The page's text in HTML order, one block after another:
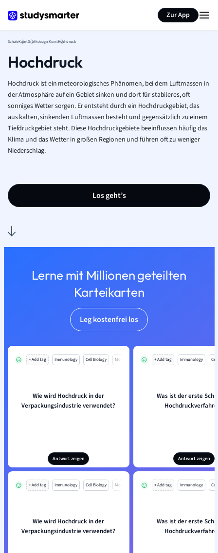
Zur App
SchuleKunstGrafikdesign KunstHochdruck
Hochdruck
Hochdruck ist ein meteorologisches Phänomen, bei dem Luftmassen in
der Atmosphäre auf ein Gebiet sinken und dort für stabileres, oft
sonniges Wetter sorgen. Er entsteht durch ein Hochdruckgebiet, das
aus kalten, sinkenden Luftmassen besteht und gegensätzlich zu einem
Tiefdruckgebiet steht. Diese Hochdruckgebiete beeinflussen häufig das
Klima und das Wetter in großen Regionen und führen oft zu weniger
Niederschlag.
Los geht’s
Lerne mit Millionen geteilten
Karteikarten
Leg kostenfrei los
+ Add tag Immunology Cell Biology Mo
Wie wird Hochdruck in der
Verpackungsindustrie verwendet?
Antwort zeigen
+ Add tag Immunology
Was ist der erste
Antwort zeigen
+ Add tag Immunology Cell Biology Mo
Wie wird Hochdruck in der
Verpackungsindustrie verwendet?
+ Add tag Immunology
Was ist der erste
Seite zusammenfassen